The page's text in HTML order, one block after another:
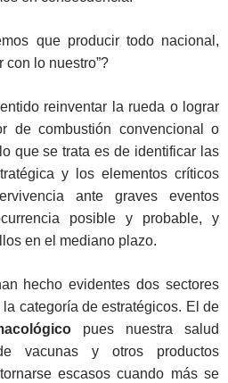
que producir todo nacional,
con lo nuestro”?
reinventar la rueda o lograr
de combustión convencional o
que se trata es de identificar las
y los elementos críticos
ante graves eventos
posible y probable, y
en el mediano plazo.
hecho evidentes dos sectores
categoría de estratégicos. El de
pues nuestra salud
vacunas y otros productos
escasos cuando más se